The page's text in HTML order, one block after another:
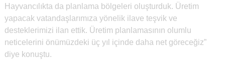
Hayvancılıkta da planlama bölgeleri oluşturduk. Üretim
yapacak vatandaşlarımıza yönelik ilave teşvik ve
desteklerimizi ilan ettik. Üretim planlamasının olumlu
neticelerini önümüzdeki üç yıl içinde daha net göreceğiz”
diye konuştu.